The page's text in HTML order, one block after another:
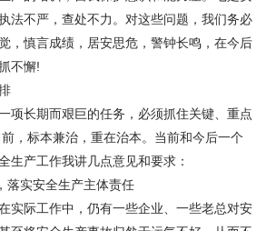
法不严，查处不力。对这些问题，我们务必
，慎言成绩，居安思危，警钟长鸣，在今后
不懈!
长期而艰巨的任务，必须抓住关键、重点
，标本兼治，重在治本。当前和今后一个
生产工作我讲几点意见和要求：
实安全生产主体责任
际工作中，仍有一些企业、一些老总对安